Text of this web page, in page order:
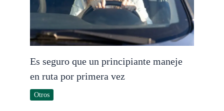
Es seguro que un principiante maneje
en ruta por primera vez
Otros